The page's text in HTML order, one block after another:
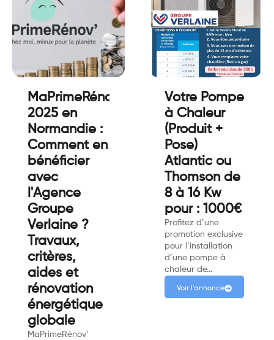
MaPrimeRénov’
2025 en
Normandie :
Comment en
bénéficier
avec
l'Agence
Groupe
Verlaine ?
Travaux,
critères,
aides et
rénovation
énergétique
globale
MaPrimeRénov’
Votre Pompe
à Chaleur
(Produit +
Pose)
Atlantic ou
Thomson de
8 à 16 Kw
pour : 1000€
Profitez d’une
promotion exclusive
pour l’installation
d’une pompe à
chaleur de…
Voir l'annonce